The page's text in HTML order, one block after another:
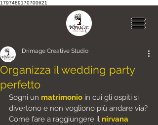
1797489170700621
Organizza il wedding party
perfetto
Drimage Creative Studio
Sogni un matrimonio in cui gli ospiti si
divertono e non vogliono più andare via?
Come fare a raggiungere il nirvana